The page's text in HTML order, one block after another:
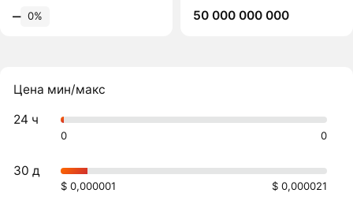
‒ 0%
50 000 000 000
Цена мин/макс
24 ч
0 0
30 д
$ 0,000001 $ 0,000021